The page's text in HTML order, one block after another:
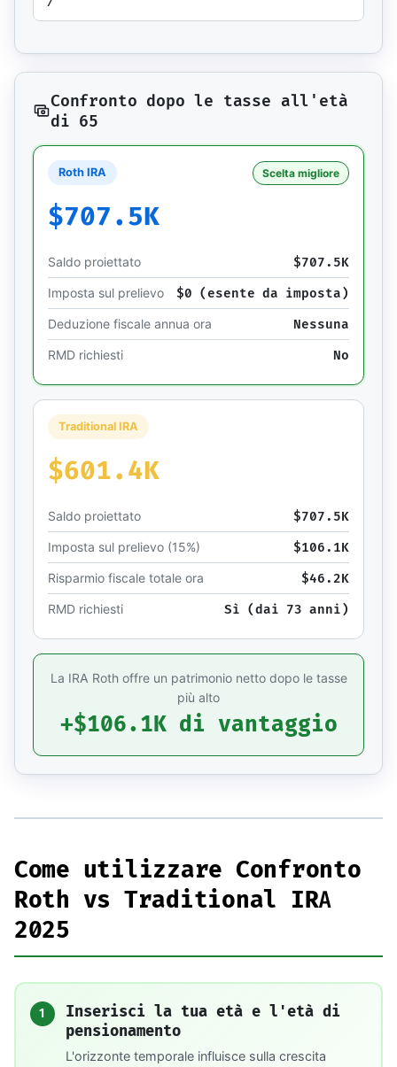
Confronto dopo le tasse all'età
di 65
Roth IRA Scelta migliore
$707.5K
Saldo proiettato $707.5K
Imposta sul prelievo $0 (esente da imposta)
Deduzione fiscale annua ora Nessuna
RMD richiesti No
Traditional IRA
$601.4K
Saldo proiettato $707.5K
Imposta sul prelievo (15%) $106.1K
Risparmio fiscale totale ora $46.2K
RMD richiesti Sì (dai 73 anni)
La IRA Roth offre un patrimonio netto dopo le tasse
più alto
+$106.1K di vantaggio
Come utilizzare Confronto
Roth vs Traditional IRA
2025
1
Inserisci la tua età e l'età di
pensionamento
L'orizzonte temporale influisce sulla crescita